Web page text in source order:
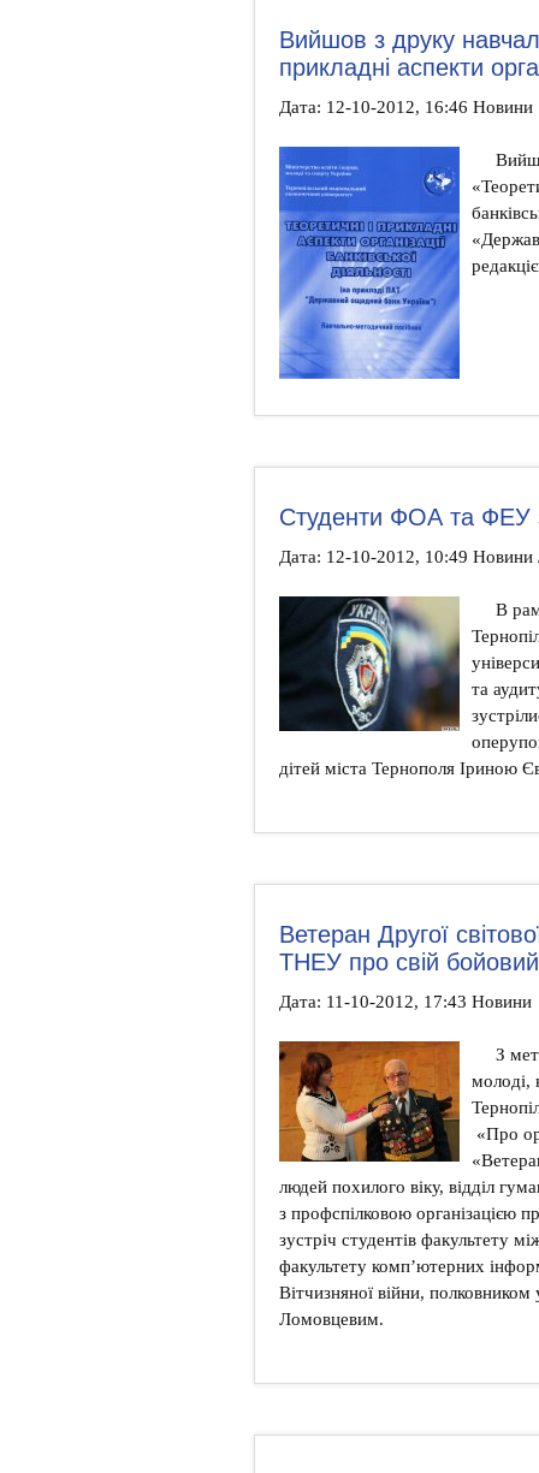
Вийшов з друку
прикладні аспекти
Дата: 12-10-2012, 16:46 Новини
Студенти ФОА та ФЕУ
Дата: 12-10-2012, 10:49 Новини
В
та
дітей міста Тернополя Іриною
Ветеран Другої
ТНЕУ про свій
Дата: 11-10-2012, 17:43 Новини
З
молоді,
«Про
людей похилого віку, відділ
з профспілковою організацією
зустріч студентів факультету
факультету комп’ютерних
Вітчизняної війни,
Ломовцевим.